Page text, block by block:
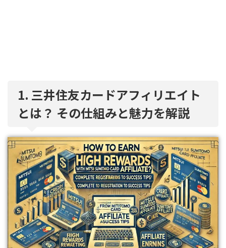
1. 三井住友カードアフィリエイト
とは？ その仕組みと魅力を解説